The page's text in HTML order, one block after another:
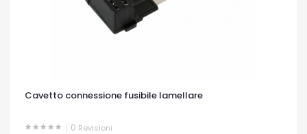
Cavetto connessione fusibile lamellare
0 Revisioni